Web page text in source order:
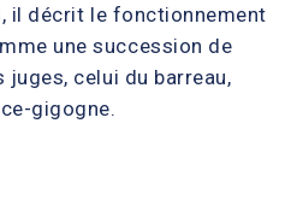
il décrit le fonctionnement
une succession de
celui du barreau,
gigogne.